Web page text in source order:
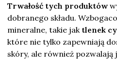
Trwałość tych produktów
dobranego składu.
mineralne, takie jak tlenek
które nie tylko zapewniają
skóry, ale również